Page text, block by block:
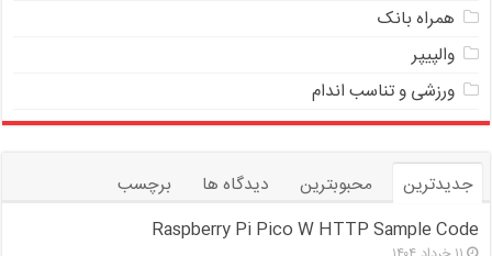
همراه بانک
والپیپر
ورزشی و تناسب اندام
جدیدترین محبوبترین دیدگاه ها
برچسب
Raspberry Pi Pico W HTTP Sample Code